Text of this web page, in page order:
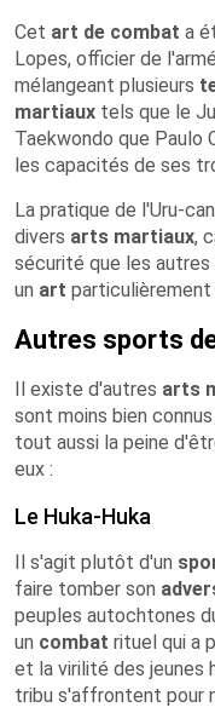
Cet art de combat a
Lopes, officier de
mélangeant plusieurs
martiaux tels que le
Taekwondo que Paulo
les capacités de ses
La pratique de l'Uru-
divers arts martiaux,
sécurité que les autres
un art
Autres sports
Il existe d'autres arts
sont moins bien
tout aussi la peine
eux :
Le Huka-Huka
Il s'agit plutôt d'un
faire tomber son
peuples autochtones
un combat rituel qui a
et la virilité des jeunes
tribu s'affrontent pour